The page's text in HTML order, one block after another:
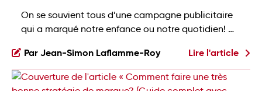
On se souvient tous d’une campagne publicitaire
qui a marqué notre enfance ou notre quotidien! 🙌
pas de vendre un simple produit de consommation
courante. Ils s’impriment profondément dans notre
mémoire collective grâce à des émotions fortes.
Par Jean-Simon Laflamme-Roy Lire l'article